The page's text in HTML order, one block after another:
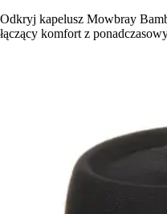
Odkryj kapelusz Mowbray
łączący komfort z